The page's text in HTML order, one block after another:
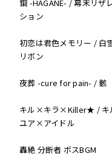
鋼 -HAGANE- / 幕末リザ
ション
初恋は君色メモリー / 白
リボン
夜葬 -cure for pain- / 骸
キル×キラ×Killer★ /
ユア×アイドル
轟絶 分断者 ボスBGM